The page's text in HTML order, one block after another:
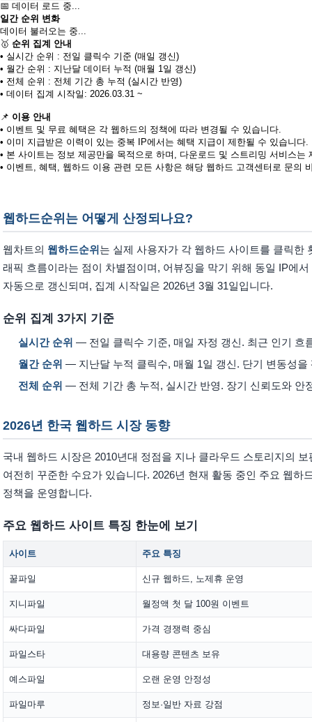
📅 데이터 로드 중...
일간 순위 변화
데이터 불러오는 중...
🥇 순위 집계 안내
• 실시간 순위 : 전일 클릭수 기준 (매일 갱신)
• 월간 순위 : 지난달 데이터 누적 (매월 1일 갱신)
• 전체 순위 : 전체 기간 총 누적 (실시간 반영)
• 데이터 집계 시작일: 2026.03.31 ~
📌 이용 안내
• 이벤트 및 무료 혜택은 각 웹하드의 정책에 따라 변경될 수 있습니다.
• 이미 지급받은 이력이 있는 중복 IP에서는 혜택 지급이 제한될 수 있습니다.
• 본 사이트는 정보 제공만을 목적으로 하며, 다운로드 및 스트리밍 서비스는
• 이벤트, 혜택, 웹하드 이용 관련 모든 사항은 해당 웹하드 고객센터로 문의
웹하드순위는 어떻게 산정되나요?
웹차트의 웹하드순위는 실제 사용자가 각 웹하드 사이트를 클릭한
래픽 흐름이라는 점이 차별점이며, 어뷰징을 막기 위해 동일 IP에
자동으로 갱신되며, 집계 시작일은 2026년 3월 31일입니다.
순위 집계 3가지 기준
실시간 순위 — 전일 클릭수 기준, 매일 자정 갱신. 최근 인기 흐
월간 순위 — 지난달 누적 클릭수, 매월 1일 갱신. 단기 변동성을
전체 순위 — 전체 기간 총 누적, 실시간 반영. 장기 신뢰도와 안
2026년 한국 웹하드 시장 동향
국내 웹하드 시장은 2010년대 정점을 지나 클라우드 스토리지의
여전히 꾸준한 수요가 있습니다. 2026년 현재 활동 중인 주요 웹하
정책을 운영합니다.
주요 웹하드 사이트 특징 한눈에 보기
사이트 주요 특징
꿀파일 신규 웹하드, 노제휴 운영
지니파일 월정액 첫 달 100원 이벤트
싸다파일 가격 경쟁력 중심
파일스타 대용량 콘텐츠 보유
예스파일 오랜 운영 안정성
파일마루 정보·일반 자료 강점